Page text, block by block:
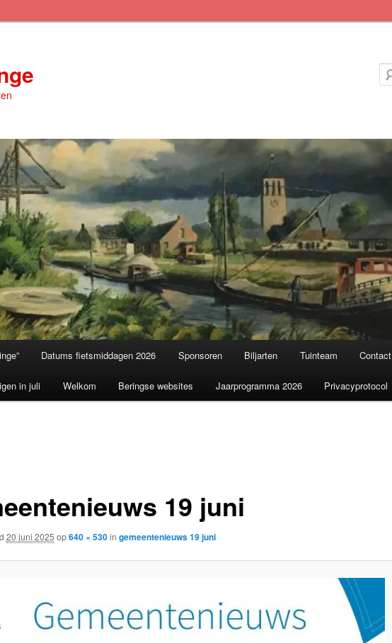
Datums fietsmiddagen 2026 Sponsoren Biljarten Tuinteam Contact
in juli Welkom Beringse websites Jaarprogramma 2026 Privacyprotocol
19 juni
20 juni 2025 op640 × 530in gemeentenieuws 19 juni